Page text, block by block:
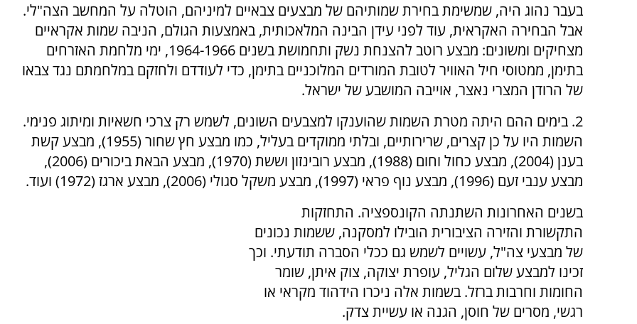
בעבר נהוג היה, שמשימת בחירת שמותיהם של מבצעים צבאיים למיניהם, הוטלה על המחשב הצה"לי.
אבל הבחירה האקראית, עוד לפני עידן הבינה המלאכותית, באמצעות הגולם, הניבה שמות אקראיים
מצחיקים ומשונים: מבצע רוטב להצנחת נשק ותחמושת בשנים 1964-1966, ימי מלחמת האזרחים
בתימן, ממטוסי חיל האוויר לטובת המורדים המלוכניים בתימן, כדי לעודדם ולחזקם במלחמתם נגד צבאו
של הרודן המצרי נאצר, אוייבה המושבע של ישראל.
2. בימים ההם היתה מטרת השמות שהוענקו למצבעים השונים, לשמש רק צרכי חשאיות ומיתוג פנימי.
השמות היו על כן קצרים, שרירותיים, ובלתי ממוקדים בעליל, כמו מבצע חץ שחור (1955), מבצע קשת
בענן (2004), מבצע כחול וחום (1988), מבצע רובינזון וששת (1970), מבצע הבאת ביכורים (2006),
מבצע ענבי זעם (1996), מבצע נוף פראי (1997), מבצע משקל סגולי (2006), מבצע ארגז (1972) ועוד.
בשנים האחרונות השתנתה הקונספציה. התחזקות
התקשורת והזירה הציבורית הובילו למסקנה, ששמות נכונים
של מבצעי צה"ל, עשויים לשמש גם ככלי הסברה תודעתי. וכך
זכינו למבצע שלום הגליל, עופרת יצוקה, צוק איתן, שומר
החומות וחרבות ברזל. בשמות אלה ניכרו הידהוד מקראי או
רגשי, מסרים של חוסן, הגנה או עשיית צדק.